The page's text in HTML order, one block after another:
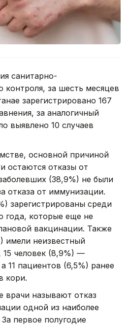
санитарно-
контроля, за шесть месяцев
зарегистрировано 167
за аналогичный
выявлено 10 случаев
основной причиной
остаются отказы от
(38,9%) не были
отказа от иммунизации.
зарегистрированы среди
года, которые еще не
вакцинации. Также
имели неизвестный
15 человек (8,9%) —
11 пациентов (6,5%) ранее
кори.
врачи называют отказ
одной из наиболее
первое полугодие